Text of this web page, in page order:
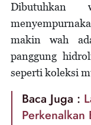
makin wah
panggung
seperti koleksi
Baca Juga :
Perkenalkan